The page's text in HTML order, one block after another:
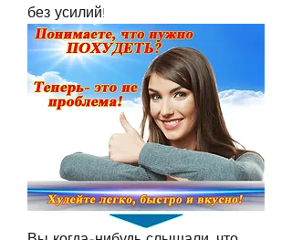
без усилий!